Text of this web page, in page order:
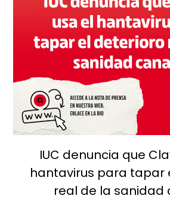
IUC denuncia que
hantavirus para tapar
real de la sanidad